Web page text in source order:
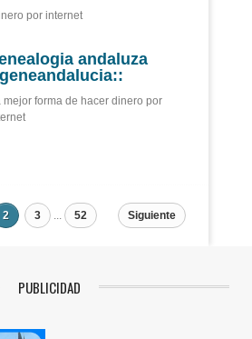
por internet
andaluza
mejor forma de hacer dinero por
2 3 ... 52 Siguiente
PUBLICIDAD